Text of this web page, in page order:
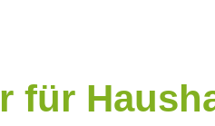
für